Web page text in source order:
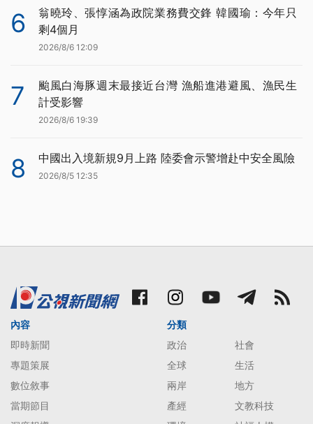
6
翁曉玲、張惇涵為政院業務費交鋒 韓國瑜：今年只
剩4個月
2026/8/6 12:09
7
颱風白海豚週末最接近台灣 漁船進港避風、漁民生
計受影響
2026/8/6 19:39
8 中國出入境新規9月上路 陸委會示警增赴中安全風險
2026/8/5 12:35
內容
即時新聞
專題策展
數位敘事
當期節目
分類
政治
社會
全球
生活
兩岸
地方
產經
文教科技